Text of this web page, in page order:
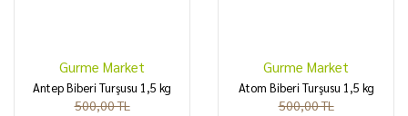
Gurme Market
Antep Biberi Turşusu 1,5 kg
500,00 TL
Gurme Market
Atom Biberi Turşusu 1,5 kg
500,00 TL